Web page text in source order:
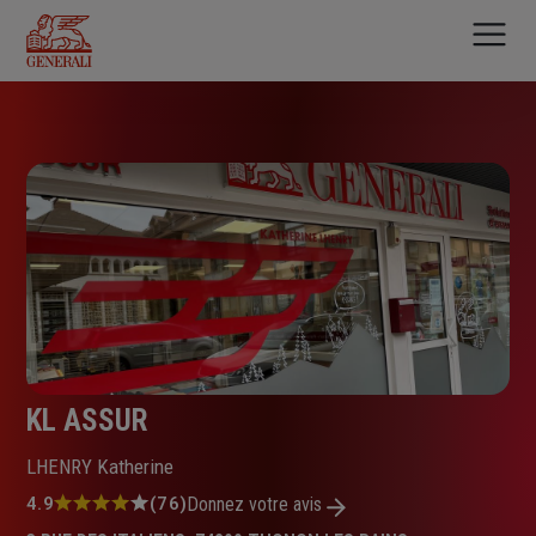
contenu
principal
KL ASSUR
LHENRY Katherine
Note
4.9 (76)Donnez votre avis